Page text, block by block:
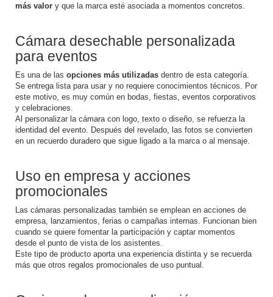
más valor y que la marca esté asociada a momentos concretos.
Cámara desechable personalizada
para eventos
Es una de las opciones más utilizadas dentro de esta categoría.
Se entrega lista para usar y no requiere conocimientos técnicos. Por
este motivo, es muy común en bodas, fiestas, eventos corporativos
y celebraciones.
Al personalizar la cámara con logo, texto o diseño, se refuerza la
identidad del evento. Después del revelado, las fotos se convierten
en un recuerdo duradero que sigue ligado a la marca o al mensaje.
Uso en empresa y acciones
promocionales
Las cámaras personalizadas también se emplean en acciones de
empresa, lanzamientos, ferias o campañas internas. Funcionan bien
cuando se quiere fomentar la participación y captar momentos
desde el punto de vista de los asistentes.
Este tipo de producto aporta una experiencia distinta y se recuerda
más que otros regalos promocionales de uso puntual.